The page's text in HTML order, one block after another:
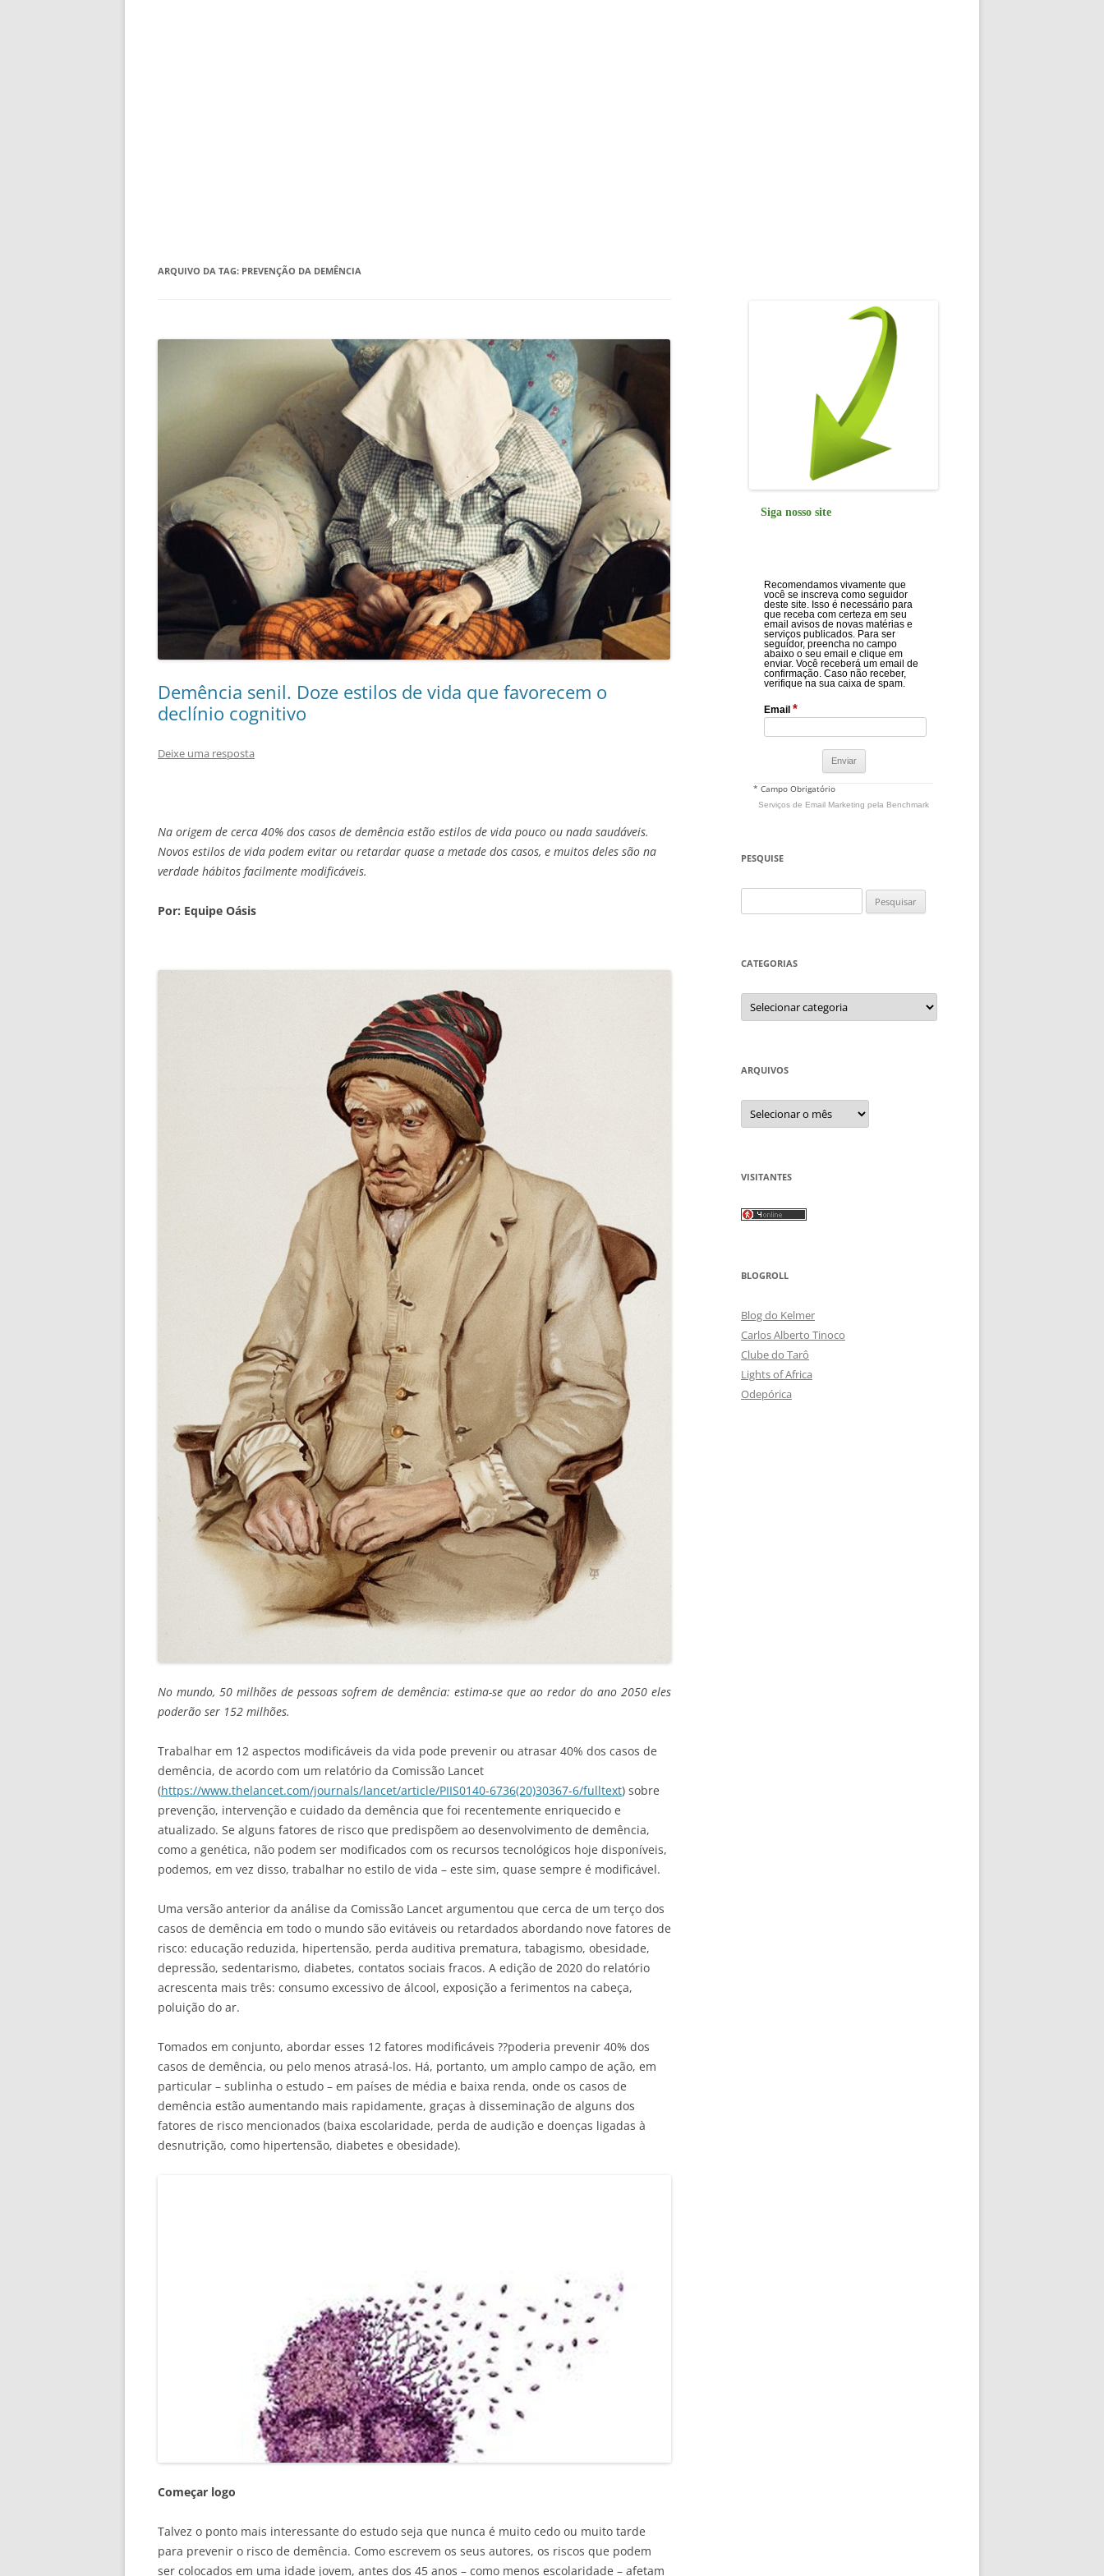
ARQUIVO DA TAG: PREVENÇÃO DA DEMÊNCIA
Demência senil. Doze estilos de vida que favorecem o
declínio cognitivo
Deixe uma resposta
Na origem de cerca 40% dos casos de demência estão estilos de vida pouco ou nada saudáveis.
Novos estilos de vida podem evitar ou retardar quase a metade dos casos, e muitos deles são na
verdade hábitos facilmente modificáveis.
Por: Equipe Oásis
No mundo, 50 milhões de pessoas sofrem de demência: estima-se que ao redor do ano 2050 eles
poderão ser 152 milhões.
Trabalhar em 12 aspectos modificáveis da vida pode prevenir ou atrasar 40% dos casos de
demência, de acordo com um relatório da Comissão Lancet
(https://www.thelancet.com/journals/lancet/article/PIIS0140-6736(20)30367-6/fulltext) sobre
prevenção, intervenção e cuidado da demência que foi recentemente enriquecido e
atualizado. Se alguns fatores de risco que predispõem ao desenvolvimento de demência,
como a genética, não podem ser modificados com os recursos tecnológicos hoje disponíveis,
podemos, em vez disso, trabalhar no estilo de vida – este sim, quase sempre é modificável.
Uma versão anterior da análise da Comissão Lancet argumentou que cerca de um terço dos
casos de demência em todo o mundo são evitáveis ou retardados abordando nove fatores de
risco: educação reduzida, hipertensão, perda auditiva prematura, tabagismo, obesidade,
depressão, sedentarismo, diabetes, contatos sociais fracos. A edição de 2020 do relatório
acrescenta mais três: consumo excessivo de álcool, exposição a ferimentos na cabeça,
poluição do ar.
Tomados em conjunto, abordar esses 12 fatores modificáveis ??poderia prevenir 40% dos
casos de demência, ou pelo menos atrasá-los. Há, portanto, um amplo campo de ação, em
particular – sublinha o estudo – em países de média e baixa renda, onde os casos de
demência estão aumentando mais rapidamente, graças à disseminação de alguns dos
fatores de risco mencionados (baixa escolaridade, perda de audição e doenças ligadas à
desnutrição, como hipertensão, diabetes e obesidade).
Começar logo
Talvez o ponto mais interessante do estudo seja que nunca é muito cedo ou muito tarde
para prevenir o risco de demência. Como escrevem os seus autores, os riscos que podem
ser colocados em uma idade jovem, antes dos 45 anos – como menos escolaridade – afetam
Siga nosso site
Recomendamos vivamente que
você se inscreva como seguidor
deste site. Isso é necessário para
que receba com certeza em seu
email avisos de novas matérias e
serviços publicados. Para ser
seguidor, preencha no campo
abaixo o seu email e clique em
enviar. Você receberá um email de
confirmação. Caso não receber,
verifique na sua caixa de spam.
Email *
* Campo Obrigatório
Serviços de Email Marketing pela Benchmark
PESQUISE
por:
CATEGORIAS
Categorias
ARQUIVOS
Arquivos
VISITANTES
BLOGROLL
Blog do Kelmer
Carlos Alberto Tinoco
Clube do Tarô
Lights of Africa
Odepórica